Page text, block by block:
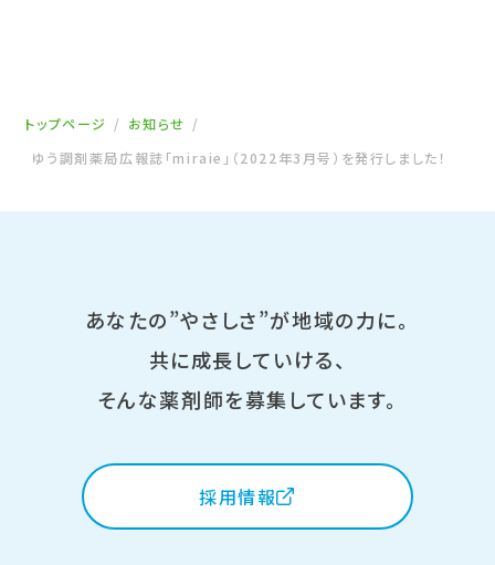
トップページ
お知らせ
ゆう調剤薬局広報誌「miraie」（2022年3月号）を発行しました！
あなたの”やさしさ”が地域の力に。
共に成長していける、
そんな薬剤師を募集しています。
採用情報